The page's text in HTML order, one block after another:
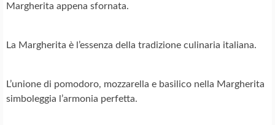
Margherita appena sfornata.
La Margherita è l’essenza della tradizione culinaria italiana.
L’unione di pomodoro, mozzarella e basilico nella Margherita
simboleggia l’armonia perfetta.